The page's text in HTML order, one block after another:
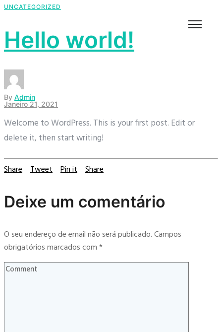
UNCATEGORIZED
Hello world!
By Admin
Janeiro 21, 2021
Welcome to WordPress. This is your first post. Edit or
delete it, then start writing!
Share Tweet Pin it Share
Deixe um comentário
O seu endereço de email não será publicado.Campos
obrigatórios marcados com*